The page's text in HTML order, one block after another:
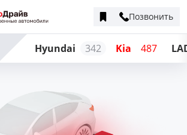
Позвонить
Hyundai 342 Kia 487